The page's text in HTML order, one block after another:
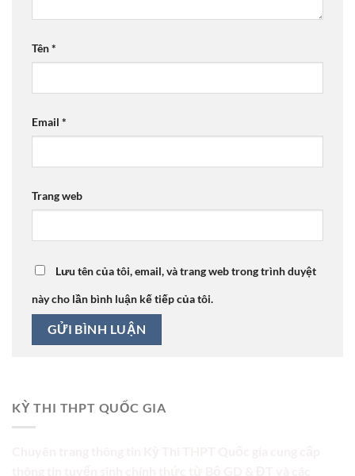
Tên*
Email *
Trang web
Lưu tên của tôi, email, và trang web trong trình duyệt
này cho lần bình luận kế tiếp của tôi.
KỲ THI THPT QUỐC GIA